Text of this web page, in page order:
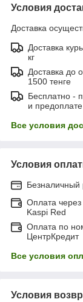
Условия
Доставка
Доставка
кг
Доставка до
1500 тенге
Бесплатно -
и
Все условия
Условия
Безналичный
Оплата
Kaspi Red
Оплата по
ЦентрКредит
Все условия
Условия